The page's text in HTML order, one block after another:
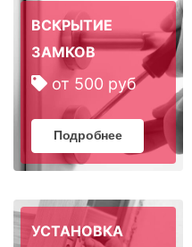
ВСКРЫТИЕ
ЗАМКОВ
от 500 руб
Подробнее
УСТАНОВКА